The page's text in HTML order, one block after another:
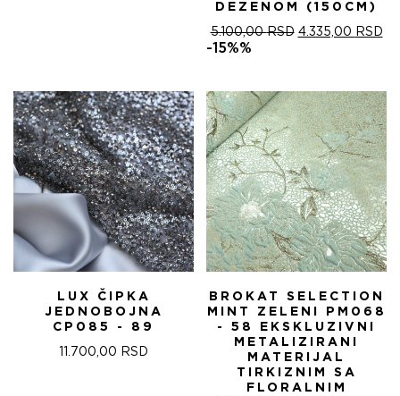
DEZENOM (150CM)
5.100,00RSD ОРИГИНАЛНА
5.100,00 RSD.
4.335,00 RSD
-15%%
LUX ČIPKA
JEDNOBOJNA
CP085 - 89
11.700,00 RSD
BROKAT SELECTION
MINT ZELENI PM068
- 58 EKSKLUZIVNI
METALIZIRANI
MATERIJAL
TIRKIZNIM SA
FLORALNIM